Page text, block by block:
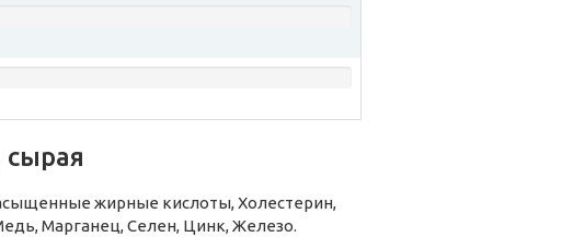
жирные кислоты, Холестерин,
Марганец, Селен, Цинк, Железо.